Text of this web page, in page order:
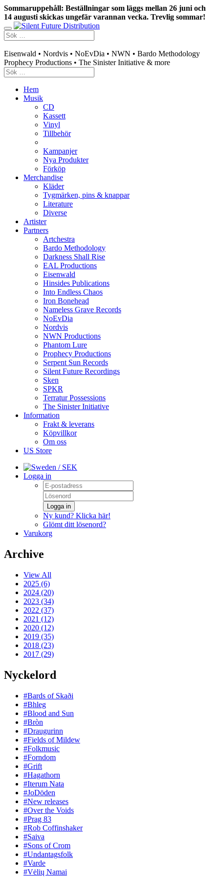
Sommaruppehåll: Beställningar som läggs mellan 26 juni och
14 augusti skickas ungefär varannan vecka. Trevlig sommar!
Eisenwald • Nordvis • NoEvDia • NWN • Bardo Methodology
Prophecy Productions • The Sinister Initiative & more
Hem
Musik
CD
Kassett
Vinyl
Tillbehör
Kampanjer
Nya Produkter
Förköp
Merchandise
Kläder
Tygmärken, pins & knappar
Literature
Diverse
Artister
Partners
Artchestra
Bardo Methodology
Darkness Shall Rise
EAL Productions
Eisenwald
Hinsides Publications
Into Endless Chaos
Iron Bonehead
Nameless Grave Records
NoEvDia
Nordvis
NWN Productions
Phantom Lure
Prophecy Productions
Serpent Sun Records
Silent Future Recordings
Sken
SPKR
Terratur Possessions
The Sinister Initiative
Information
Frakt & leverans
Köpvillkor
Om oss
US Store
/ SEK
Logga in
Logga in
Ny kund? Klicka här!
Glömt ditt lösenord?
Varukorg
Archive
View All
2025 (6)
2024 (20)
2023 (34)
2022 (37)
2021 (12)
2020 (12)
2019 (35)
2018 (23)
2017 (29)
Nyckelord
#Bards of Skaði
#Bhleg
#Blood and Sun
#Bròn
#Draugurinn
#Fields of Mildew
#Folkmusic
#Forndom
#Grift
#Hagathorn
#Iterum Nata
#JoDöden
#New releases
#Over the Voids
#Prag 83
#Rob Coffinshaker
#Saiva
#Sons of Crom
#Undantagsfolk
#Varde
#Vėlių Namai